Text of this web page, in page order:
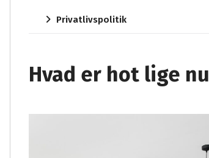
Privatlivspolitik
Hvad er hot lige nu